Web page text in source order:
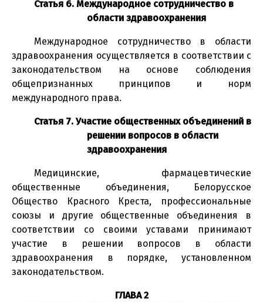
Статья 6. Международное сотрудничество в
области здравоохранения
Международное сотрудничество в области
здравоохранения осуществляется в соответствии с
законодательством на основе соблюдения
общепризнанных принципов и норм
международного права.
Статья 7. Участие общественных объединений в
решении вопросов в области
здравоохранения
Медицинские, фармацевтические
общественные объединения, Белорусское
Общество Красного Креста, профессиональные
союзы и другие общественные объединения в
соответствии со своими уставами принимают
участие в решении вопросов в области
здравоохранения в порядке, установленном
законодательством.
ГЛАВА 2